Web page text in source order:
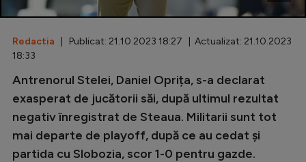
Champions League
Europa League
Conference League
Redactia | Publicat: 21.10.2023 18:27 | Actualizat: 21.10.2023
18:33
Antrenorul Stelei, Daniel Oprița, s-a declarat
exasperat de jucătorii săi, după ultimul rezultat
negativ înregistrat de Steaua. Militarii sunt tot
mai departe de playoff, după ce au cedat și
partida cu Slobozia, scor 1-0 pentru gazde.